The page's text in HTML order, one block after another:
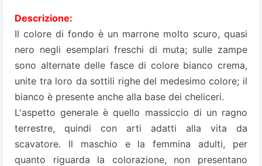
Descrizione:
Il colore di fondo è un marrone molto scuro, quasi
nero negli esemplari freschi di muta; sulle zampe
sono alternate delle fasce di colore bianco crema,
unite tra loro da sottili righe del medesimo colore; il
bianco è presente anche alla base dei cheliceri.
L'aspetto generale è quello massiccio di un ragno
terrestre, quindi con arti adatti alla vita da
scavatore. Il maschio e la femmina adulti, per
quanto riguarda la colorazione, non presentano